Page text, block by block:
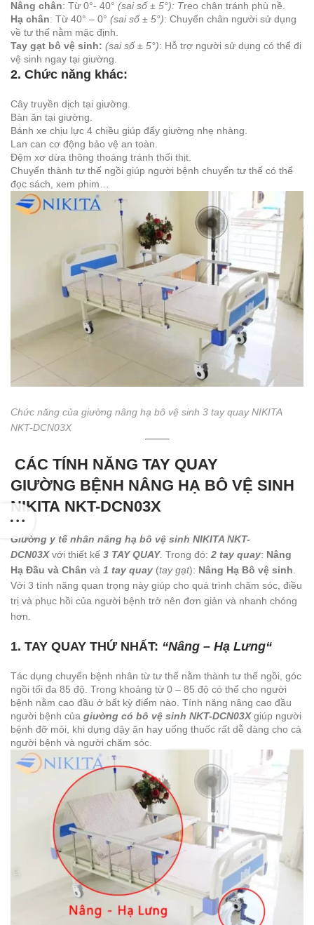
Nâng chân: Từ 0°- 40° (sai số ± 5°): Treo chân tránh phù nề.
Hạ chân: Từ 40° – 0° (sai số ± 5°): Chuyển chân người sử dụng
về tư thế nằm mặc định.
Tay gạt bô vệ sinh: (sai số ± 5°): Hỗ trợ người sử dụng có thể đi
vệ sinh ngay tại giường.
2. Chức năng khác:
Cây truyền dịch tại giường.
Bàn ăn tại giường.
Bánh xe chịu lực 4 chiều giúp đẩy giường nhẹ nhàng.
Lan can cơ động bảo vệ an toàn.
Đệm xơ dừa thông thoáng tránh thối thịt.
Chuyển thành tư thế ngồi giúp người bệnh chuyển tư thế có thể
đọc sách, xem phim…
Chức năng của giường nâng hạ bô vệ sinh 3 tay quay NIKITA
NKT-DCN03X
CÁC TÍNH NĂNG TAY QUAY
GIƯỜNG BỆNH NÂNG HẠ BÔ VỆ SINH
NIKITA NKT-DCN03X
Giường y tế nhân nâng hạ bô vệ sinh NIKITA NKT-
DCN03Xvới thiết kế 3 TAY QUAY. Trong đó: 2 tay quay: Nâng
Hạ Đầu và Chân và 1 tay quay (tay gạt): Nâng Hạ Bô vệ sinh
Với 3 tính năng quan trọng này giúp cho quá trình chăm sóc, điều
trị và phục hồi của người bệnh trở nên đơn giản và nhanh chóng
hơn.
1. TAY QUAY THỨ NHẤT: “Nâng – Hạ Lưng“
Tác dụng chuyển bệnh nhân từ tư thế nằm thành tư thế ngồi, góc
ngồi tối đa 85 độ. Trong khoảng từ 0 – 85 độ có thể cho người
bệnh nằm cao đầu ở bất kỳ điểm nào. Tính năng nâng cao đầu
người bệnh của giường có bô vệ sinh NKT-DCN03Xgiúp người
bệnh đỡ mỏi, khi dựng dậy ăn hay uống thuốc rất dễ dàng cho cả
người bệnh và người chăm sóc.